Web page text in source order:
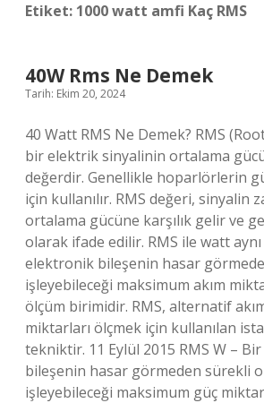
Etiket: 1000 watt amfi Kaç RMS
40W Rms Ne Demek
Tarih: Ekim 20, 2024
40 Watt RMS Ne Demek? RMS
bir elektrik sinyalinin ortalama
değerdir. Genellikle hoparlörlerin
için kullanılır. RMS değeri, sinyalin
ortalama gücüne karşılık gelir ve
olarak ifade edilir. RMS ile watt aynı
elektronik bileşenin hasar
işleyebileceği maksimum akım
ölçüm birimidir. RMS, alternatif
miktarları ölçmek için kullanılan
tekniktir. 11 Eylül 2015 RMS W –
bileşenin hasar görmeden sürekli
işleyebileceği maksimum güç